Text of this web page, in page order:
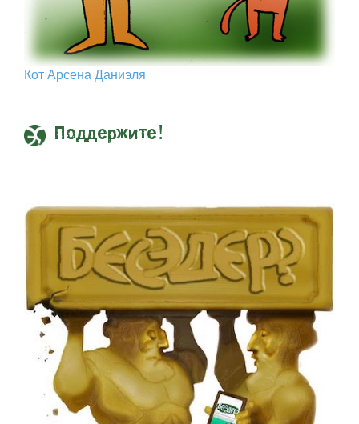
Кот Арcена Даниэля
Поддержите!